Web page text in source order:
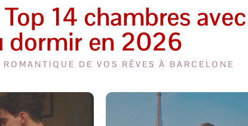
14 chambres
dormir en 2026
DE VOS RÊVES À BARCELONE